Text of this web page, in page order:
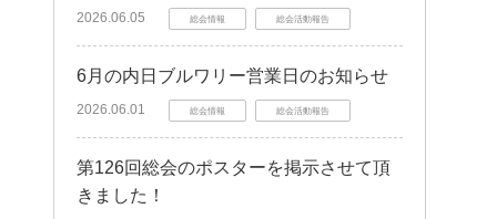
2026.06.05 総会情報 総会活動報告
6月の内日ブルワリー営業日のお知らせ
2026.06.01 総会情報 総会活動報告
第126回総会のポスターを掲示させて頂
きました！